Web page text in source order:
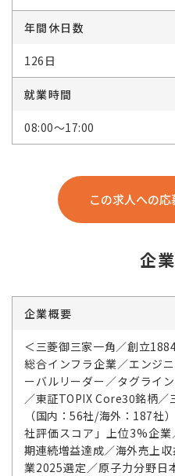
年間休日数
126日
就業時間
08:00～17:00
この求人への
企
企業概要
＜三菱御三家一角／創立
総合インフラ企業／エンジ
ーバルリーダー／タグライ
／東証TOPIX Core30銘柄／
（国内：56社/海外：187社
社評価スコア」上位3%企
期連続増益達成／海外売上
業2025選定／原子力分野日